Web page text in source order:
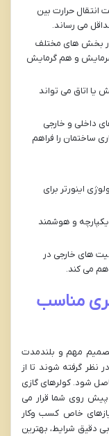
انتقال حرارت بین
می رساند.
بخش های مختلف
و هم گرمایش
یا اتاق می تواند
داخلی و خارجی
ساختمان را فراهم
اینورتر برای
و هوشمند
های خارجی در
می کند.
مناسب
مهم و بلندمدت
گرفته شوند تا از
شود. کولرهای گازی
پیش روی شما قرار می
خاص کسب وکار
دقیق شرایط، بهترین